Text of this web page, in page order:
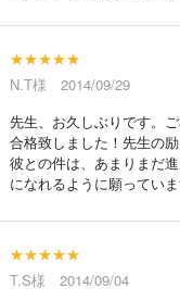
★★★★★
N.T様 2014/09/29
先生、お久しぶりです。
合格致しました！先生の
彼との件は、あまりまだ
になれるように願っていま
★★★★★
T.S様 2014/09/04